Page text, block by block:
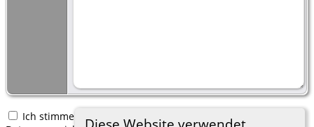
Ich stimme zu, dass meine hier erfassten persönlichen